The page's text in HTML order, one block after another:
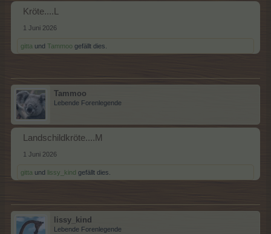
Kröte....L
1 Juni 2026
gitta und Tammoo gefällt dies.
Tammoo
Lebende Forenlegende
Landschildkröte....M
1 Juni 2026
gitta und lissy_kind gefällt dies.
lissy_kind
Lebende Forenlegende